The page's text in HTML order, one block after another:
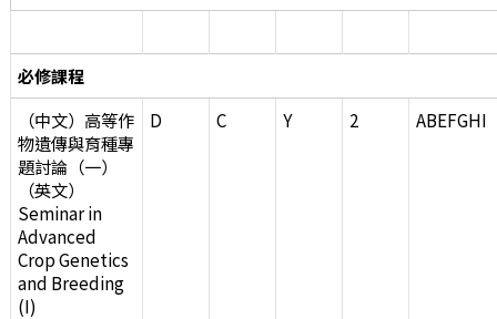
必修課程
（中文）高等作
物遺傳與育種專
題討論（一）
（英文）
Seminar in
Advanced
Crop Genetics
and Breeding
(I)
D C Y 2 ABEFGHI